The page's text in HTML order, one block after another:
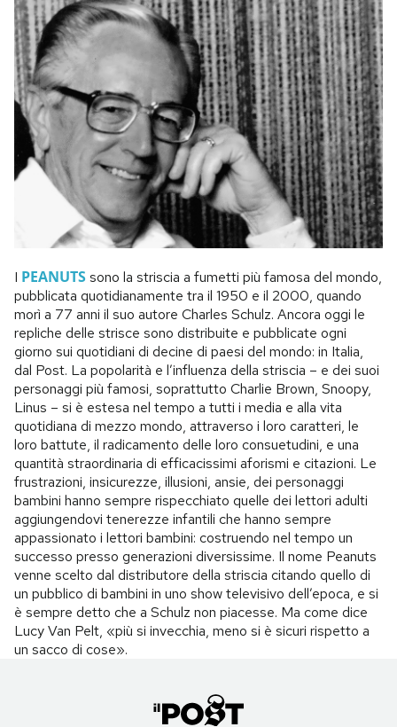
I PEANUTSsono la striscia a fumetti più famosa del mondo,
pubblicata quotidianamente tra il 1950 e il 2000, quando
morì a 77 anni il suo autore Charles Schulz. Ancora oggi le
repliche delle strisce sono distribuite e pubblicate ogni
giorno sui quotidiani di decine di paesi del mondo: in Italia,
dal Post. La popolarità e l’influenza della striscia – e dei suoi
personaggi più famosi, soprattutto Charlie Brown, Snoopy,
Linus – si è estesa nel tempo a tutti i media e alla vita
quotidiana di mezzo mondo, attraverso i loro caratteri, le
loro battute, il radicamento delle loro consuetudini, e una
quantità straordinaria di efficacissimi aforismi e citazioni. Le
frustrazioni, insicurezze, illusioni, ansie, dei personaggi
bambini hanno sempre rispecchiato quelle dei lettori adulti
aggiungendovi tenerezze infantili che hanno sempre
appassionato i lettori bambini: costruendo nel tempo un
successo presso generazioni diversissime. Il nome Peanuts
venne scelto dal distributore della striscia citando quello di
un pubblico di bambini in uno show televisivo dell’epoca, e si
è sempre detto che a Schulz non piacesse. Ma come dice
Lucy Van Pelt, «più si invecchia, meno si è sicuri rispetto a
un sacco di cose».